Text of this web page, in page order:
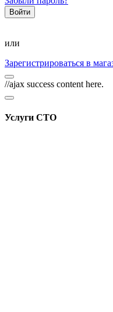
или
Зарегистрироваться в
//ajax success content here.
Услуги СТО